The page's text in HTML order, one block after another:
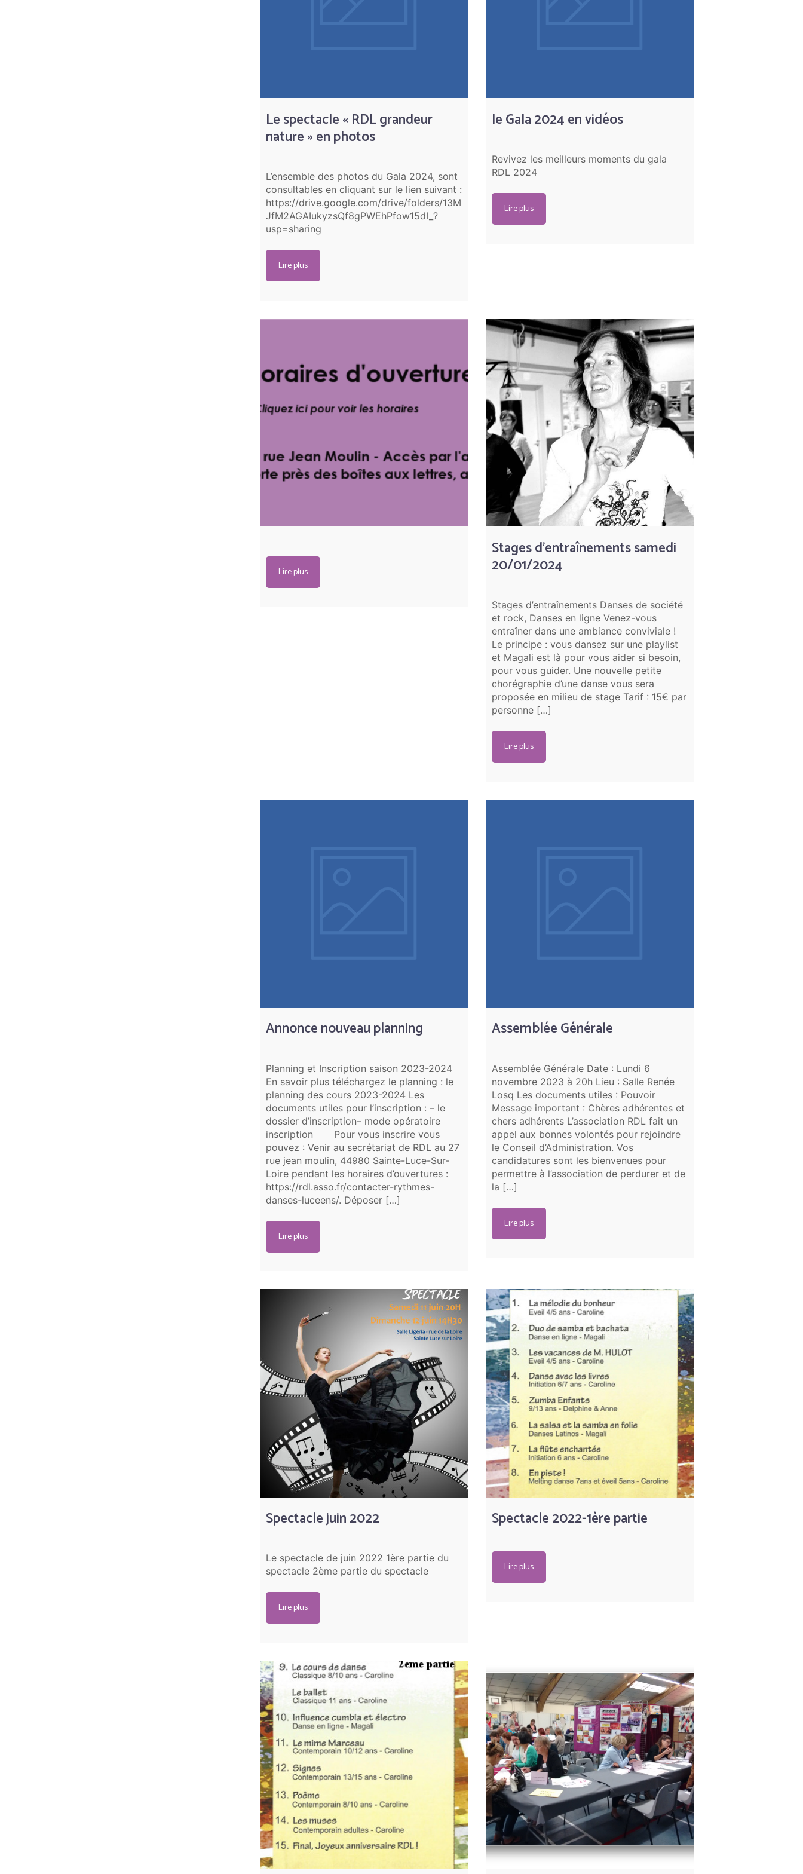
Le spectacle « RDL grandeur
nature » en photos
L’ensemble des photos du Gala 2024, sont
consultables en cliquant sur le lien suivant :
https://drive.google.com/drive/folders/13M
JfM2AGAIukyzsQf8gPWEhPfow15dI_?
usp=sharing
Lire plus
le Gala 2024 en vidéos
Revivez les meilleurs moments du gala
RDL 2024
Lire plus
Lire plus
Stages d’entraînements samedi
20/01/2024
Stages d’entraînements Danses de société
et rock, Danses en ligne Venez-vous
entraîner dans une ambiance conviviale !
Le principe : vous dansez sur une playlist
et Magali est là pour vous aider si besoin,
pour vous guider. Une nouvelle petite
chorégraphie d’une danse vous sera
proposée en milieu de stage Tarif : 15€ par
personne […]
Lire plus
Annonce nouveau planning
Planning et Inscription saison 2023-2024
En savoir plus téléchargez le planning : le
planning des cours 2023-2024 Les
documents utiles pour l’inscription : – le
dossier d’inscription– mode opératoire
inscription Pour vous inscrire vous
pouvez : Venir au secrétariat de RDL au 27
rue jean moulin, 44980 Sainte-Luce-Sur-
Loire pendant les horaires d’ouvertures :
https://rdl.asso.fr/contacter-rythmes-
danses-luceens/. Déposer […]
Lire plus
Assemblée Générale
Assemblée Générale Date : Lundi 6
novembre 2023 à 20h Lieu : Salle Renée
Losq Les documents utiles : Pouvoir
Message important : Chères adhérentes et
chers adhérents L’association RDL fait un
appel aux bonnes volontés pour rejoindre
le Conseil d’Administration. Vos
candidatures sont les bienvenues pour
permettre à l’association de perdurer et de
la […]
Lire plus
Spectacle juin 2022
Le spectacle de juin 2022 1ère partie du
spectacle 2ème partie du spectacle
Lire plus
Spectacle 2022-1ère partie
Lire plus